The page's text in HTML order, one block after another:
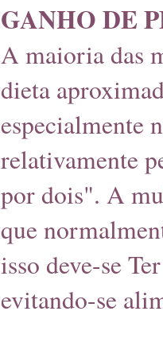
GANHO DE
A maioria das
dieta
especialmente
relativamente
por dois". A
que
isso deve-se
evitando-se